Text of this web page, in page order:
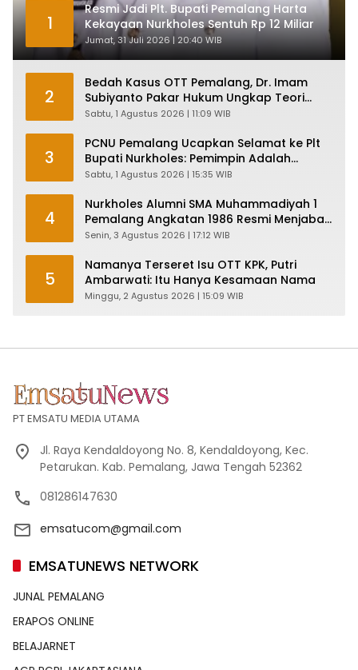
1
Resmi Jadi Plt. Bupati Pemalang Harta
Kekayaan Nurkholes Sentuh Rp 12 Miliar
Jumat, 31 Juli 2026 | 20:40 WIB
2
Bedah Kasus OTT Pemalang, Dr. Imam
Subiyanto Pakar Hukum Ungkap Teori
Penyertaan KPK
Sabtu, 1 Agustus 2026 | 11:09 WIB
3
PCNU Pemalang Ucapkan Selamat ke Plt
Bupati Nurkholes: Pemimpin Adalah
Pelayan Rakyat!
Sabtu, 1 Agustus 2026 | 15:35 WIB
4
Nurkholes Alumni SMA Muhammadiyah 1
Pemalang Angkatan 1986 Resmi Menjabat
Plt Bupati, Inilah Pesan Ketua Asmam 86
Senin, 3 Agustus 2026 | 17:12 WIB
5
Namanya Terseret Isu OTT KPK, Putri
Ambarwati: Itu Hanya Kesamaan Nama
Minggu, 2 Agustus 2026 | 15:09 WIB
PT EMSATU MEDIA UTAMA
Jl. Raya Kendaldoyong No. 8, Kendaldoyong, Kec.
Petarukan. Kab. Pemalang, Jawa Tengah 52362
081286147630
emsatucom@gmail.com
EMSATUNEWS NETWORK
JUNAL PEMALANG
ERAPOS ONLINE
BELAJARNET